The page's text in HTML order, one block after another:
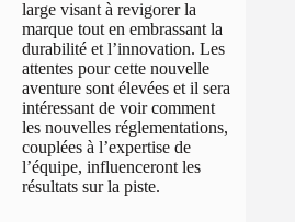
large visant à revigorer la
marque tout en embrassant la
durabilité et l’innovation. Les
attentes pour cette nouvelle
aventure sont élevées et il sera
intéressant de voir comment
les nouvelles réglementations,
couplées à l’expertise de
l’équipe, influenceront les
résultats sur la piste.